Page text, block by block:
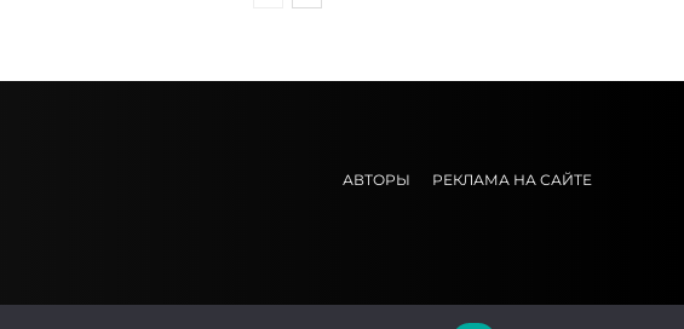
АВТОРЫ РЕКЛАМА НА САЙТЕ